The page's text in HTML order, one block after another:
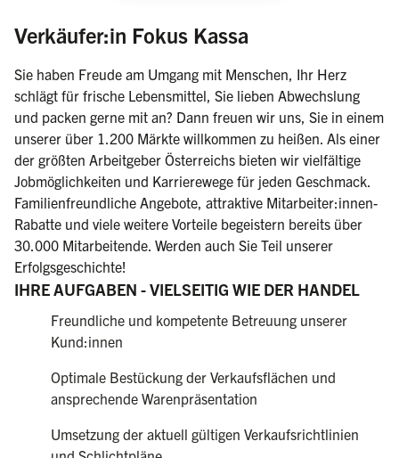
Verkäufer:in Fokus Kassa
Sie haben Freude am Umgang mit Menschen, Ihr Herz
schlägt für frische Lebensmittel, Sie lieben Abwechslung
und packen gerne mit an? Dann freuen wir uns, Sie in einem
unserer über 1.200 Märkte willkommen zu heißen. Als einer
der größten Arbeitgeber Österreichs bieten wir vielfältige
Jobmöglichkeiten und Karrierewege für jeden Geschmack.
Familienfreundliche Angebote, attraktive Mitarbeiter:innen-
Rabatte und viele weitere Vorteile begeistern bereits über
30.000 Mitarbeitende. Werden auch Sie Teil unserer
Erfolgsgeschichte!
IHRE AUFGABEN - VIELSEITIG WIE DER HANDEL
Freundliche und kompetente Betreuung unserer
Kund:innen
Optimale Bestückung der Verkaufsflächen und
ansprechende Warenpräsentation
Umsetzung der aktuell gültigen Verkaufsrichtlinien